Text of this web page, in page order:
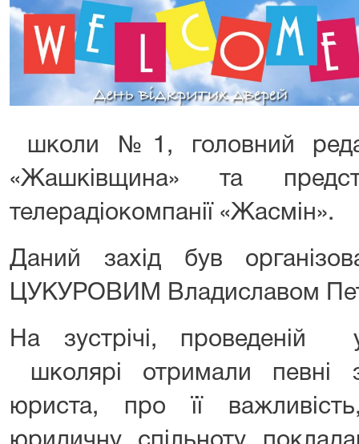
школи №1, головний
«Жашківщина» та
телерадіокомпанії «Жасмін».
Даний захід був
ЦУКУРОВИМ Владиславом
На зустрічі, проведеній
школярі отримали певні
юриста, про її